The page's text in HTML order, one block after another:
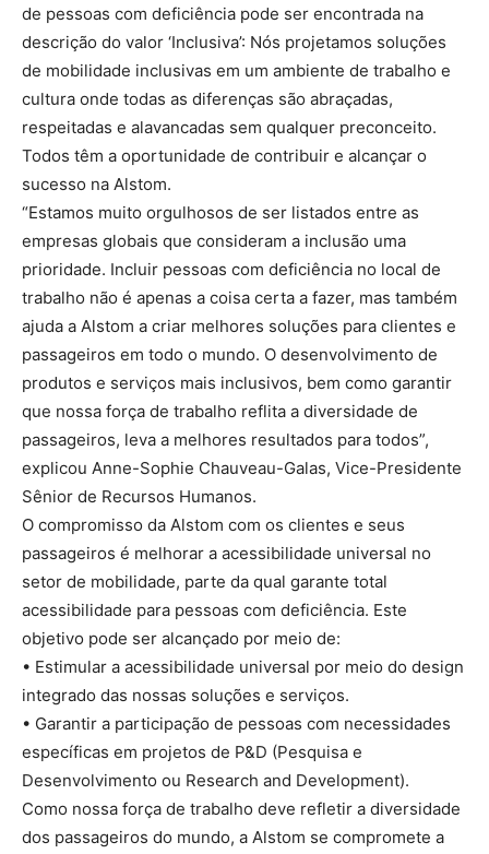
de pessoas com deficiência pode ser encontrada na
descrição do valor ‘Inclusiva’: Nós projetamos soluções
de mobilidade inclusivas em um ambiente de trabalho e
cultura onde todas as diferenças são abraçadas,
respeitadas e alavancadas sem qualquer preconceito.
Todos têm a oportunidade de contribuir e alcançar o
sucesso na Alstom.
“Estamos muito orgulhosos de ser listados entre as
empresas globais que consideram a inclusão uma
prioridade. Incluir pessoas com deficiência no local de
trabalho não é apenas a coisa certa a fazer, mas também
ajuda a Alstom a criar melhores soluções para clientes e
passageiros em todo o mundo. O desenvolvimento de
produtos e serviços mais inclusivos, bem como garantir
que nossa força de trabalho reflita a diversidade de
passageiros, leva a melhores resultados para todos”,
explicou Anne-Sophie Chauveau-Galas, Vice-Presidente
Sênior de Recursos Humanos.
O compromisso da Alstom com os clientes e seus
passageiros é melhorar a acessibilidade universal no
setor de mobilidade, parte da qual garante total
acessibilidade para pessoas com deficiência. Este
objetivo pode ser alcançado por meio de:
• Estimular a acessibilidade universal por meio do design
integrado das nossas soluções e serviços.
• Garantir a participação de pessoas com necessidades
específicas em projetos de P&D (Pesquisa e
Desenvolvimento ou Research and Development).
Como nossa força de trabalho deve refletir a diversidade
dos passageiros do mundo, a Alstom se compromete a